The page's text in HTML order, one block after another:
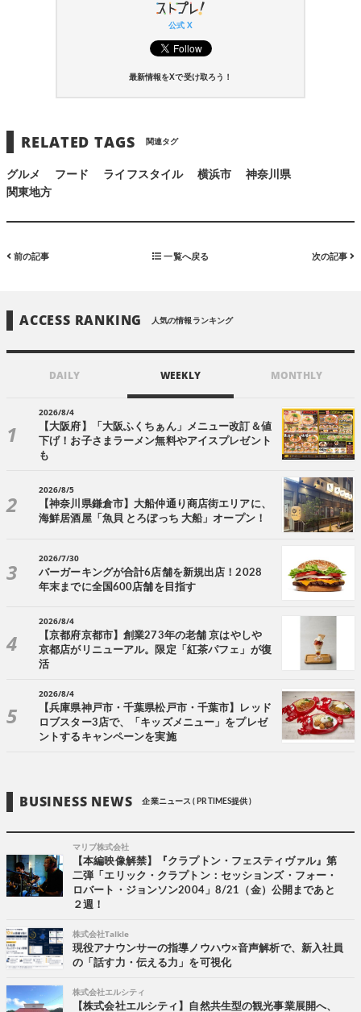
公式 X
最新情報をXで受け取ろう！
RELATED TAGS 関連タグ
グルメ フード ライフスタイル 横浜市
神奈川県
関東地方
前の記事 一覧へ戻る 次の記事
ACCESS RANKING 人気の情報ランキング
DAILY WEEKLY MONTHLY
2026/8/4
【大阪府】「大阪ふくちぁん」メニュー改訂＆値
下げ！お子さまラーメン無料やアイスプレゼント
も
2026/8/5
【神奈川県鎌倉市】大船仲通り商店街エリアに、
海鮮居酒屋「魚貝 とろぼっち 大船」オープン！
2026/7/30
バーガーキングが合計6店舗を新規出店！2028
年末までに全国600店舗を目指す
2026/8/4
【京都府京都市】創業273年の老舗 京はやしや
京都店がリニューアル。限定「紅茶パフェ」が復
活
2026/8/4
【兵庫県神戸市・千葉県松戸市・千葉市】レッド
ロブスター3店で、「キッズメニュー」をプレゼ
ントするキャンペーンを実施
BUSINESS NEWS 企業ニュース ( PR TIMES提供 )
マリブ株式会社
【本編映像解禁】『クラプトン・フェスティヴァル』第
二弾「エリック・クラプトン：セッションズ・フォー・
ロバート・ジョンソン2004」8/21（金）公開まであと
２週！
株式会社Talkle
現役アナウンサーの指導ノウハウ×音声解析で、新入社員
の「話す力・伝える力」を可視化
株式会社エルシティ
【株式会社エルシティ】自然共生型の観光事業展開へ、